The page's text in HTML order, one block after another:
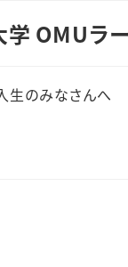
OMUラ
生のみなさんへ